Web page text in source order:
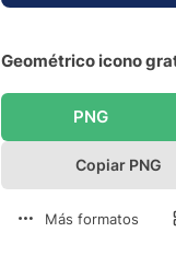
Geométrico icono
PNG
Copiar PNG
Más formatos